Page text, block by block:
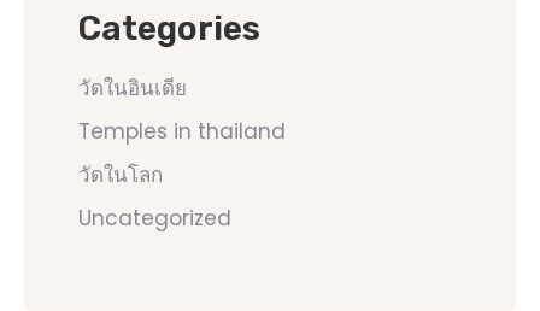
Categories
วัดในอินเดีย
Temples in thailand
วัดในโลก
Uncategorized